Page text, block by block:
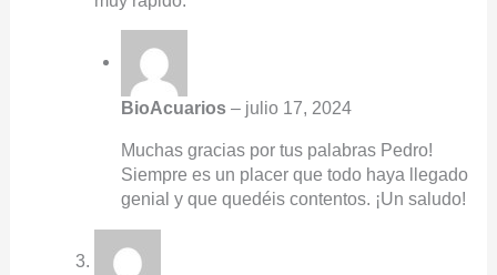
BioAcuarios – julio 17, 2024
Muchas gracias por tus palabras Pedro!
Siempre es un placer que todo haya llegado
genial y que quedéis contentos. ¡Un saludo!